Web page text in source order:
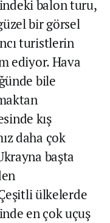
balon turu,
bir görsel
turistlerin
ediyor. Hava
bile
kış
daha çok
başta
ülkelerde
en çok uçuş